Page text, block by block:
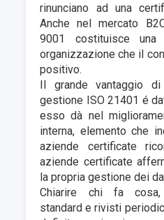
rinunciano ad una
Anche nel mercato
9001 costituisce
organizzazione che il
positivo.
Il grande vantaggio
gestione ISO 21401 é
esso dà nel
interna, elemento che
aziende certificate
aziende certificate
la propria gestione dei
Chiarire chi fa cosa,
standard e rivisti